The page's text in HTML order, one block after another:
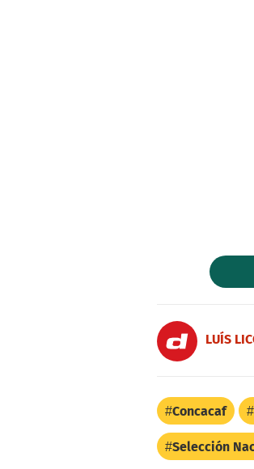
LUÍS
Concacaf
Selección